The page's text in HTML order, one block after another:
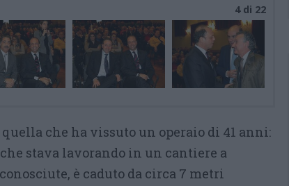
4 di 22
che ha vissuto un operaio di 41 anni:
che stava lavorando in un cantiere a
è caduto da circa 7 metri
Gli Ambulanti di Forte